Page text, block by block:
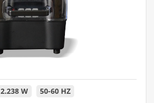
2.238 W 50-60 HZ